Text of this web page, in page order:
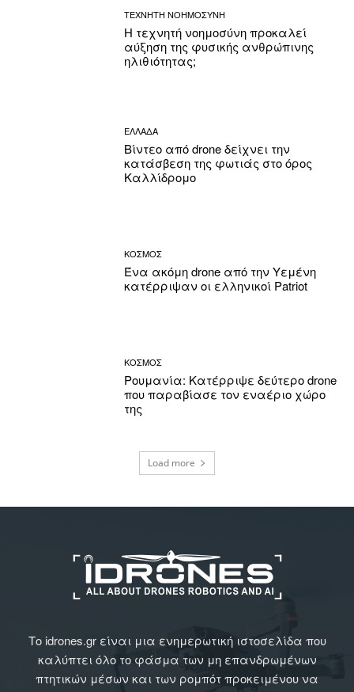
ΤΕΧΝΗΤΗ ΝΟΗΜΟΣΥΝΗ
Η τεχνητή νοημοσύνη προκαλεί
αύξηση της φυσικής ανθρώπινης
ηλιθιότητας;
ΕΛΛΑΔΑ
Βίντεο από drone δείχνει την
κατάσβεση της φωτιάς στο όρος
Καλλίδρομο
ΚΟΣΜΟΣ
Ένα ακόμη drone από την Υεμένη
κατέρριψαν οι ελληνικοί Patriot
ΚΟΣΜΟΣ
Ρουμανία: Κατέρριψε δεύτερο drone
που παραβίασε τον εναέριο χώρο
της
Load more
Το idrones.gr είναι μια ενημερωτική ιστοσελίδα που
καλύπτει όλο το φάσμα των μη επανδρωμένων
πτητικών μέσων και των ρομπότ προκειμένου να